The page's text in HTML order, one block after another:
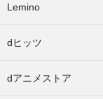
Lemino
dヒッツ
dアニメストア